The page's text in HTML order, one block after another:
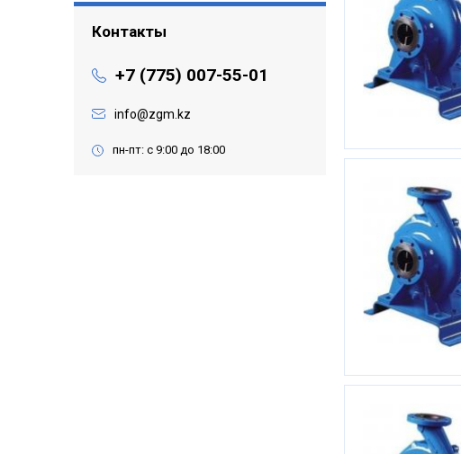
Контакты
+7 (775) 007-55-01
info@zgm.kz
пн-пт: с 9:00 до 18:00